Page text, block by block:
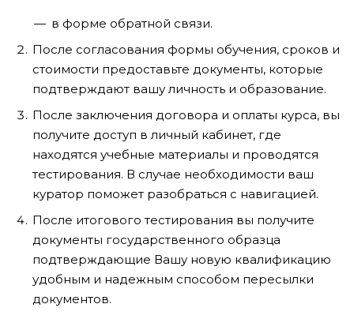
в форме обратной связи.
После согласования формы обучения, сроков и
стоимости предоставьте документы, которые
подтверждают вашу личность и образование.
После заключения договора и оплаты курса, вы
получите доступ в личный кабинет, где
находятся учебные материалы и проводятся
тестирования. В случае необходимости ваш
куратор поможет разобраться с навигацией.
После итогового тестирования вы получите
документы государственного образца
подтверждающие Вашу новую квалификацию
удобным и надежным способом пересылки
документов.